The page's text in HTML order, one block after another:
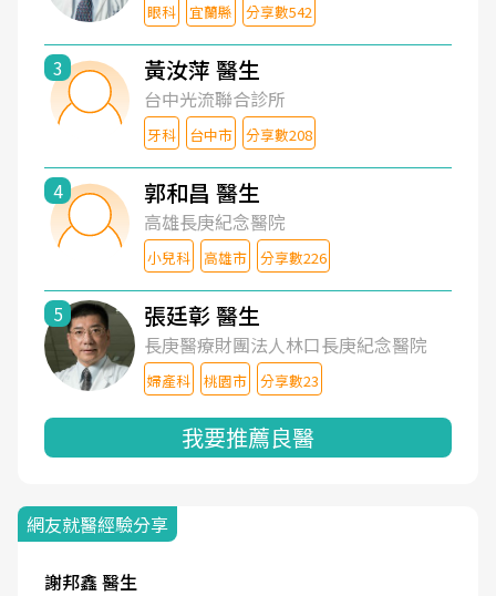
眼科 宜蘭縣 分享數542
3 黃汝萍 醫生
台中光流聯合診所
牙科 台中市 分享數208
4 郭和昌 醫生
高雄長庚紀念醫院
小兒科 高雄市 分享數226
5 張廷彰 醫生
長庚醫療財團法人林口長庚紀念醫院
婦產科 桃園市 分享數23
我要推薦良醫
網友就醫經驗分享
謝邦鑫 醫生